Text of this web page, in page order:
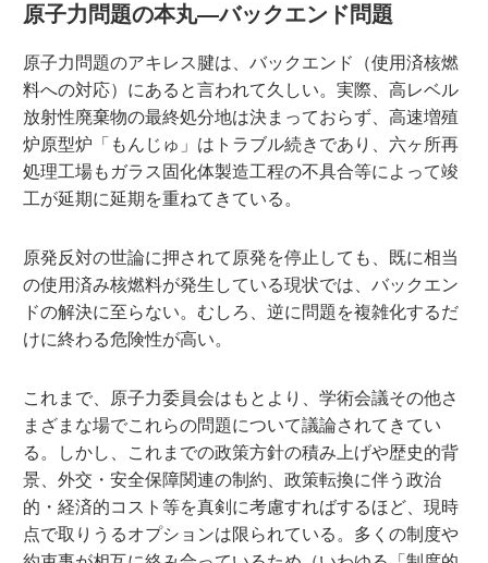
原子力問題の本丸—バックエンド問題
原子力問題のアキレス腱は、バックエンド（使用済核燃
料への対応）にあると言われて久しい。実際、高レベル
放射性廃棄物の最終処分地は決まっておらず、高速増殖
炉原型炉「もんじゅ」はトラブル続きであり、六ヶ所再
処理工場もガラス固化体製造工程の不具合等によって竣
工が延期に延期を重ねてきている。
原発反対の世論に押されて原発を停止しても、既に相当
の使用済み核燃料が発生している現状では、バックエン
ドの解決に至らない。むしろ、逆に問題を複雑化するだ
けに終わる危険性が高い。
これまで、原子力委員会はもとより、学術会議その他さ
まざまな場でこれらの問題について議論されてきてい
る。しかし、これまでの政策方針の積み上げや歴史的背
景、外交・安全保障関連の制約、政策転換に伴う政治
的・経済的コスト等を真剣に考慮すればするほど、現時
点で取りうるオプションは限られている。多くの制度や